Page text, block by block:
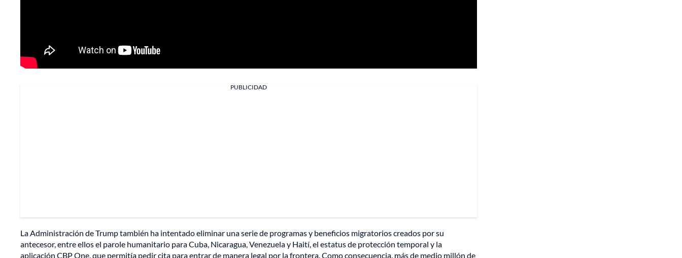
PUBLICIDAD
La Administración de Trump también ha intentado eliminar una serie de programas y beneficios migratorios creados por su
antecesor, entre ellos el parole humanitario para Cuba, Nicaragua, Venezuela y Haití, el estatus de protección temporal y la
aplicación CBP One, que permitía pedir cita para entrar de manera legal por la frontera. Como consecuencia, más de medio millón de